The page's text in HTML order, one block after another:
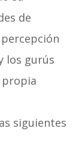
de
los gurús
propia
siguientes